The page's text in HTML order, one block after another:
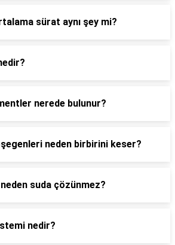
sürat aynı şey mi?
nerede bulunur?
neden birbirini keser?
suda çözünmez?
nedir?